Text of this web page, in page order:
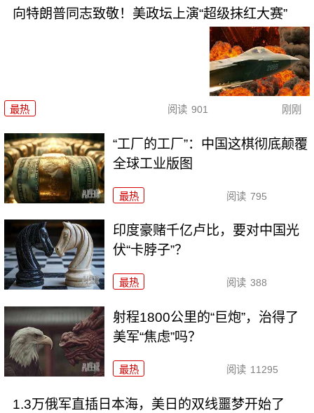
向特朗普同志致敬！美政坛上演“超级抹红大赛”
最热 阅读 901 刚刚
“工厂的工厂”：中国这棋彻底颠覆
全球工业版图
最热 阅读 795
印度豪赌千亿卢比，要对中国光
伏“卡脖子”？
最热 阅读 388
射程1800公里的“巨炮”，治得了
美军“焦虑”吗？
最热 阅读 11295
1.3万俄军直插日本海，美日的双线噩梦开始了